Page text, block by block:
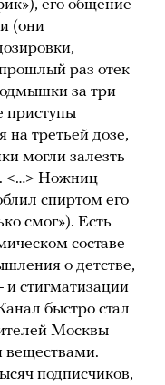
его общение
(они
раз отек
за три
приступы
на третьей дозе,
могли залезть
<…> Ножниц
спиртом его
смог»). Есть
составе
о детстве,
стигматизации
быстро стал
Москвы
веществами.
подписчиков,